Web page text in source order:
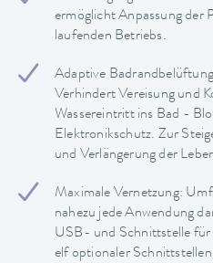
ermöglicht Anpassung der
laufenden Betriebs.
Adaptive
Verhindert Vereisung und
Wassereintritt ins Bad -
Elektronikschutz. Zur
und Verlängerung der
Maximale Vernetzung:
nahezu jede Anwendung
USB- und Schnittstelle für
elf optionaler